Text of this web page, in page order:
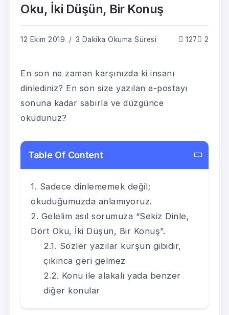
Oku, İki Düşün, Bir Konuş
12 Ekim 2019 3 Dakika Okuma Süresi 127 2
En son ne zaman karşınızda ki insanı
dinlediniz? En son size yazılan e-postayı
sonuna kadar sabırla ve düzgünce
okudunuz?
Table Of Content
Sadece dinlememek değil;
okuduğumuzda anlamıyoruz.
Gelelim asıl sorumuza “Sekiz Dinle,
Dört Oku, İki Düşün, Bir Konuş”.
Sözler yazılar kurşun gibidir,
çıkınca geri gelmez
Konu ile alakalı yada benzer
diğer konular